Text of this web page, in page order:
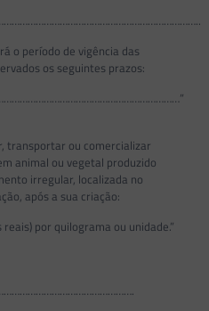
o período de vigência das
os seguintes prazos:
transportar ou comercializar
animal ou vegetal produzido
irregular, localizada no
após a sua criação:
por quilograma ou unidade.”